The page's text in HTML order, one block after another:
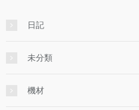
日記
未分類
機材